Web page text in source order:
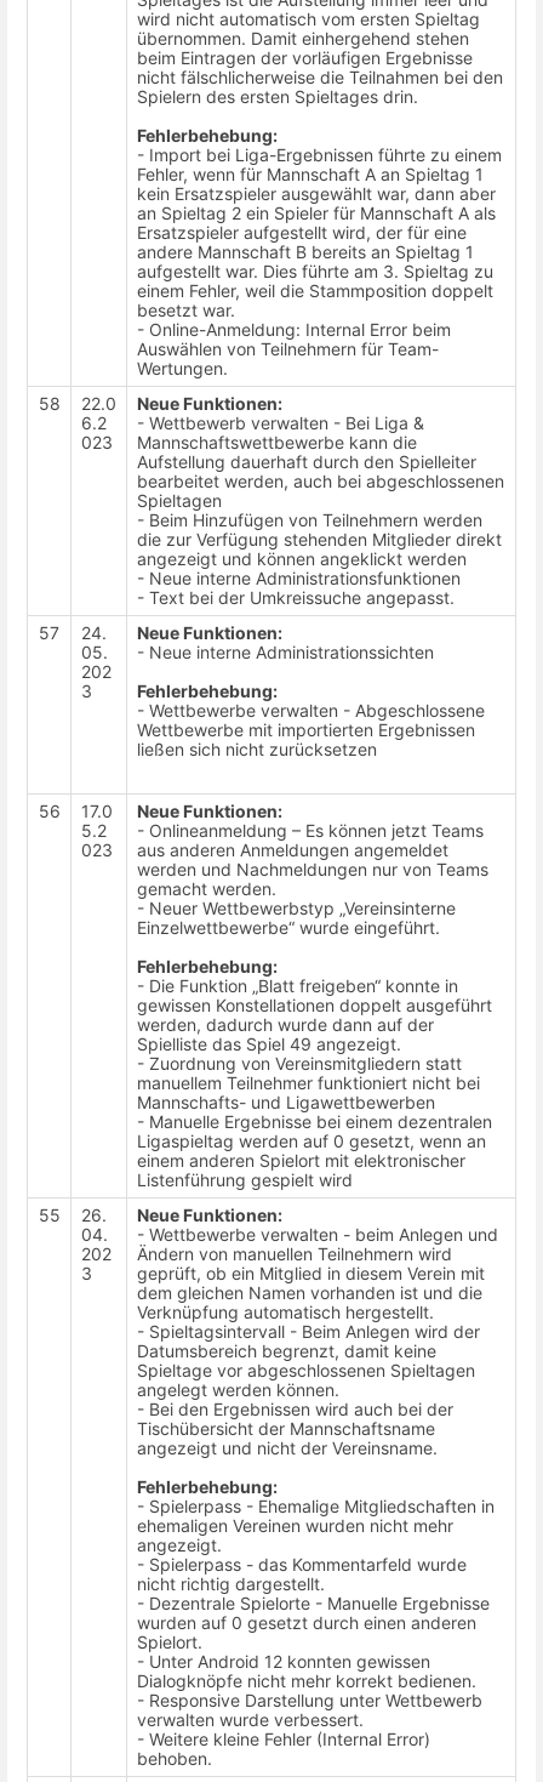
wird nicht automatisch vom ersten Spieltag
übernommen. Damit einhergehend stehen
beim Eintragen der vorläufigen Ergebnisse
nicht fälschlicherweise die Teilnahmen bei den
Spielern des ersten Spieltages drin.
Fehlerbehebung:
- Import bei Liga-Ergebnissen führte zu einem
Fehler, wenn für Mannschaft A an Spieltag 1
kein Ersatzspieler ausgewählt war, dann aber
an Spieltag 2 ein Spieler für Mannschaft A als
Ersatzspieler aufgestellt wird, der für eine
andere Mannschaft B bereits an Spieltag 1
aufgestellt war. Dies führte am 3. Spieltag zu
einem Fehler, weil die Stammposition doppelt
besetzt war.
- Online-Anmeldung: Internal Error beim
Auswählen von Teilnehmern für Team-
Wertungen.
58
22.0
6.2
023
Neue Funktionen:
- Wettbewerb verwalten - Bei Liga &
Mannschaftswettbewerbe kann die
Aufstellung dauerhaft durch den Spielleiter
bearbeitet werden, auch bei abgeschlossenen
Spieltagen
- Beim Hinzufügen von Teilnehmern werden
die zur Verfügung stehenden Mitglieder direkt
angezeigt und können angeklickt werden
- Neue interne Administrationsfunktionen
- Text bei der Umkreissuche angepasst.
57
24.
05.
202
3
Neue Funktionen:
- Neue interne Administrationssichten
Fehlerbehebung:
- Wettbewerbe verwalten - Abgeschlossene
Wettbewerbe mit importierten Ergebnissen
ließen sich nicht zurücksetzen
56
17.0
5.2
023
Neue Funktionen:
- Onlineanmeldung – Es können jetzt Teams
aus anderen Anmeldungen angemeldet
werden und Nachmeldungen nur von Teams
gemacht werden.
- Neuer Wettbewerbstyp „Vereinsinterne
Einzelwettbewerbe“ wurde eingeführt.
Fehlerbehebung:
- Die Funktion „Blatt freigeben“ konnte in
gewissen Konstellationen doppelt ausgeführt
werden, dadurch wurde dann auf der
Spielliste das Spiel 49 angezeigt.
- Zuordnung von Vereinsmitgliedern statt
manuellem Teilnehmer funktioniert nicht bei
Mannschafts- und Ligawettbewerben
- Manuelle Ergebnisse bei einem dezentralen
Ligaspieltag werden auf 0 gesetzt, wenn an
einem anderen Spielort mit elektronischer
Listenführung gespielt wird
55
26.
04.
202
3
Neue Funktionen:
- Wettbewerbe verwalten - beim Anlegen und
Ändern von manuellen Teilnehmern wird
geprüft, ob ein Mitglied in diesem Verein mit
dem gleichen Namen vorhanden ist und die
Verknüpfung automatisch hergestellt.
- Spieltagsintervall - Beim Anlegen wird der
Datumsbereich begrenzt, damit keine
Spieltage vor abgeschlossenen Spieltagen
angelegt werden können.
- Bei den Ergebnissen wird auch bei der
Tischübersicht der Mannschaftsname
angezeigt und nicht der Vereinsname.
Fehlerbehebung:
- Spielerpass - Ehemalige Mitgliedschaften in
ehemaligen Vereinen wurden nicht mehr
angezeigt.
- Spielerpass - das Kommentarfeld wurde
nicht richtig dargestellt.
- Dezentrale Spielorte - Manuelle Ergebnisse
wurden auf 0 gesetzt durch einen anderen
Spielort.
- Unter Android 12 konnten gewissen
Dialogknöpfe nicht mehr korrekt bedienen.
- Responsive Darstellung unter Wettbewerb
verwalten wurde verbessert.
- Weitere kleine Fehler (Internal Error)
behoben.